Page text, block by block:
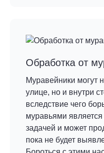
Обработка от
Муравейники могут
улице, но и внутри
вследствие чего
муравьями
задачей и может
пока не будет